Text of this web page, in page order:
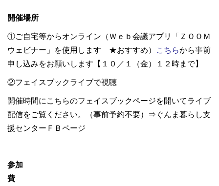
開催場所
①ご自宅等からオンライン（Ｗｅｂ会議アプリ「ＺＯＯＭ
ウェビナー」を使用します ★おすすめ）
こちらから事前
申し込みをお願いします【１０／１（金）１２時まで】
②フェイスブックライブで視聴
開催時間にこちらのフェイスブックページを開いてライブ
配信をご覧ください。（事前予約不要）⇒ぐんま暮らし支
援センターＦＢページ
参加